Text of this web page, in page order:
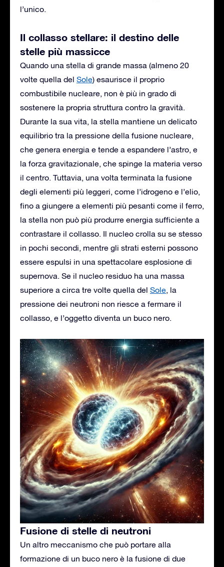
l’unico.
Il collasso stellare: il destino delle
stelle più massicce
Quando una stella di grande massa (almeno 20
volte quella del Sole) esaurisce il proprio
combustibile nucleare, non è più in grado di
sostenere la propria struttura contro la gravità.
Durante la sua vita, la stella mantiene un delicato
equilibrio tra la pressione della fusione nucleare,
che genera energia e tende a espandere l’astro, e
la forza gravitazionale, che spinge la materia verso
il centro. Tuttavia, una volta terminata la fusione
degli elementi più leggeri, come l’idrogeno e l’elio,
fino a giungere a elementi più pesanti come il ferro,
la stella non può più produrre energia sufficiente a
contrastare il collasso. Il nucleo crolla su se stesso
in pochi secondi, mentre gli strati esterni possono
essere espulsi in una spettacolare esplosione di
supernova. Se il nucleo residuo ha una massa
superiore a circa tre volte quella del Sole, la
pressione dei neutroni non riesce a fermare il
collasso, e l’oggetto diventa un buco nero.
Fusione di stelle di neutroni
Un altro meccanismo che può portare alla
formazione di un buco nero è la fusione di due